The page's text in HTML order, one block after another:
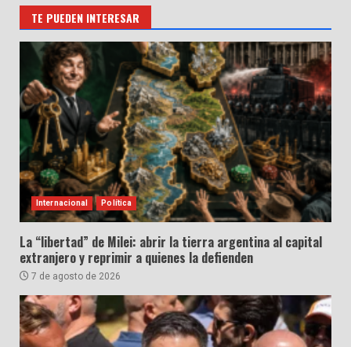
TE PUEDEN INTERESAR
Internacional Política
La “libertad” de Milei: abrir la tierra argentina al capital
extranjero y reprimir a quienes la defienden
7 de agosto de 2026